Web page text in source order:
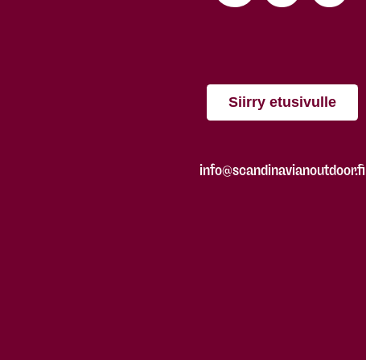
Siirry etusivulle
info@scandinavianoutdoor.fi